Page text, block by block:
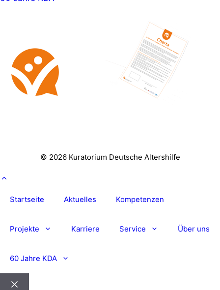
© 2026 Kuratorium Deutsche Altershilfe
Startseite Aktuelles Kompetenzen
Projekte Karriere Service Über uns
60 Jahre KDA